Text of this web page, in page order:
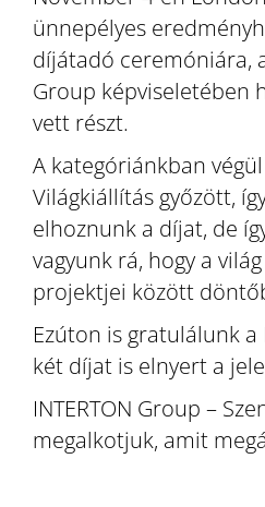
ünnepélyes
díjátadó ceremóniára,
Group képviseletében
vett részt.
A kategóriánkban
Világkiállítás győzött,
elhoznunk a díjat, de
vagyunk rá, hogy a
projektjei között
Ezúton is gratulálunk a
két díjat is elnyert a
INTERTON Group –
megalkotjuk, amit